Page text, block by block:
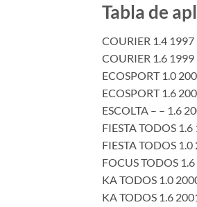
Tabla de
COURIER 1.4
COURIER 1.6
ECOSPORT 1.0
ECOSPORT 1.6
ESCOLTA – – 1.6
FIESTA TODOS
FIESTA TODOS
FOCUS TODOS
KA TODOS 1.0
KA TODOS 1.6